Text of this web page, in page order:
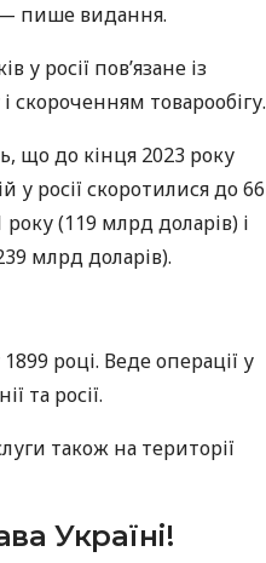
пише видання.
у росії пов’язане із
скороченням товарообігу.
що до кінця 2023 року
у росії скоротилися до 66
(119 млрд доларів) і
млрд доларів).
році. Веде операції у
та росії.
також на території
Україні!